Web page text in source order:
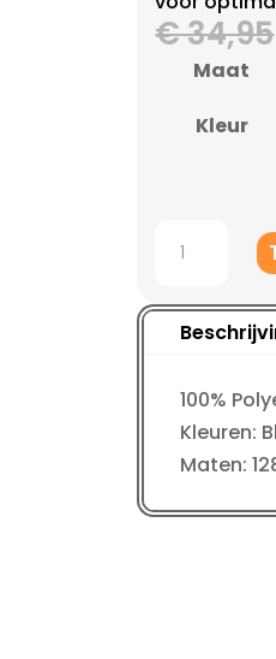
€34,95
Maat
Kleur
Pants
aantal
100%
Kleuren:
Maten: